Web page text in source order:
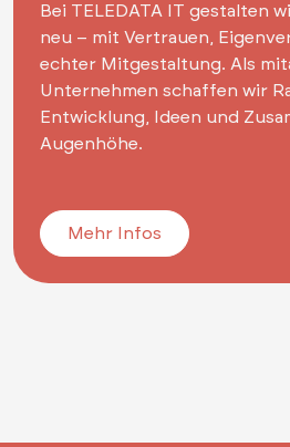
Bei TELEDATA IT gestalten
neu – mit Vertrauen,
echter Mitgestaltung. Als
Unternehmen schaffen wir
Entwicklung, Ideen und
Augenhöhe.
Mehr Infos